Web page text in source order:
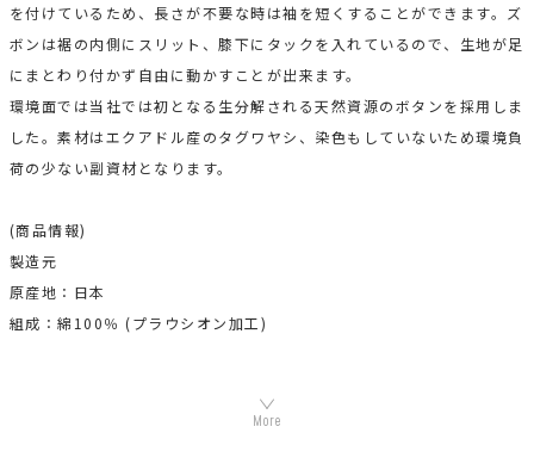
を付けているため、長さが不要な時は袖を短くすることができます。ズ
ボンは裾の内側にスリット、膝下にタックを入れているので、生地が足
にまとわり付かず自由に動かすことが出来ます。
環境面では当社では初となる生分解される天然資源のボタンを採用しま
した。素材はエクアドル産のタグワヤシ、染色もしていないため環境負
荷の少ない副資材となります。
(商品情報)
製造元
原産地：日本
組成：綿100％ (プラウシオン加工)